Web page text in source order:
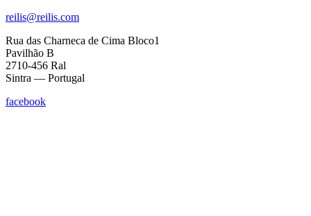
reilis@reilis.com
Rua das Charneca de Cima Bloco1
Pavilhão B
2710-456 Ral
Sintra — Portugal
facebook